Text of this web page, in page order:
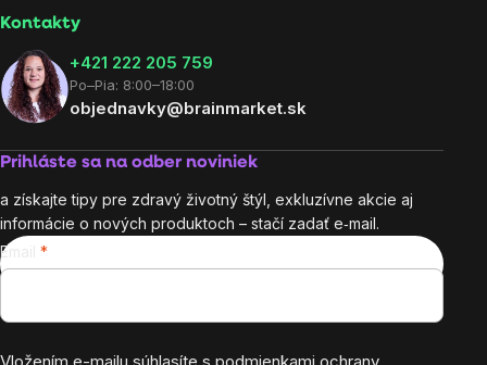
Kontakty
+421 222 205 759
Po–Pia: 8:00–18:00
objednavky@brainmarket.sk
Prihláste sa na odber noviniek
a získajte tipy pre zdravý životný štýl, exkluzívne akcie aj
informácie o nových produktoch – stačí zadať e‑mail.
Email